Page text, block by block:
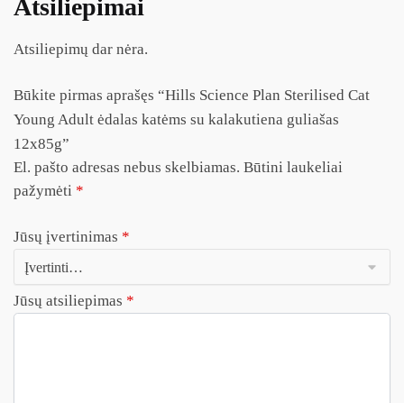
Atsiliepimai
Atsiliepimų dar nėra.
Būkite pirmas aprašęs “Hills Science Plan Sterilised Cat
Young Adult ėdalas katėms su kalakutiena guliašas
12x85g”
El. pašto adresas nebus skelbiamas. Būtini laukeliai
pažymėti *
Jūsų įvertinimas *
Jūsų atsiliepimas *